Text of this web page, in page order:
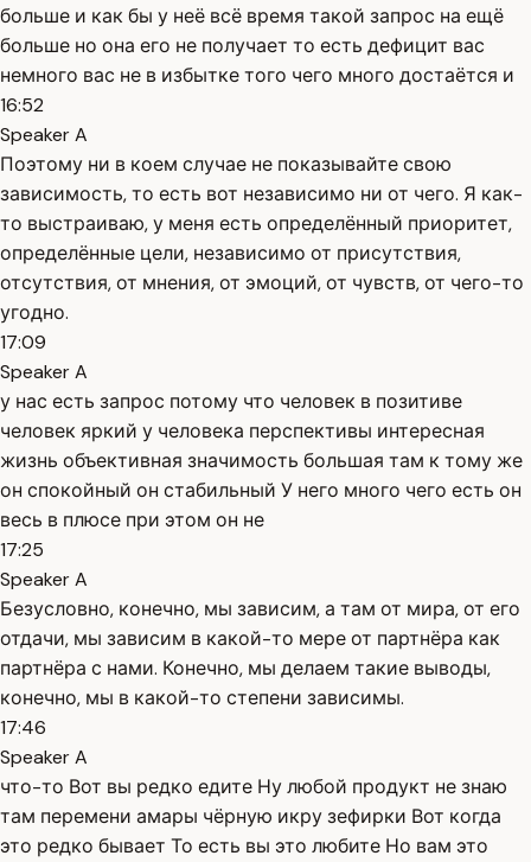
больше и как бы у неё всё время такой запрос на ещё
больше но она его не получает то есть дефицит вас
немного вас не в избытке того чего много достаётся и
16:52
Speaker A
Поэтому ни в коем случае не показывайте свою
зависимость, то есть вот независимо ни от чего. Я как-
то выстраиваю, у меня есть определённый приоритет,
определённые цели, независимо от присутствия,
отсутствия, от мнения, от эмоций, от чувств, от чего-то
угодно.
17:09
Speaker A
у нас есть запрос потому что человек в позитиве
человек яркий у человека перспективы интересная
жизнь объективная значимость большая там к тому же
он спокойный он стабильный У него много чего есть он
весь в плюсе при этом он не
17:25
Speaker A
Безусловно, конечно, мы зависим, а там от мира, от его
отдачи, мы зависим в какой-то мере от партнёра как
партнёра с нами. Конечно, мы делаем такие выводы,
конечно, мы в какой-то степени зависимы.
17:46
Speaker A
что-то Вот вы редко едите Ну любой продукт не знаю
там перемени амары чёрную икру зефирки Вот когда
это редко бывает То есть вы это любите Но вам это